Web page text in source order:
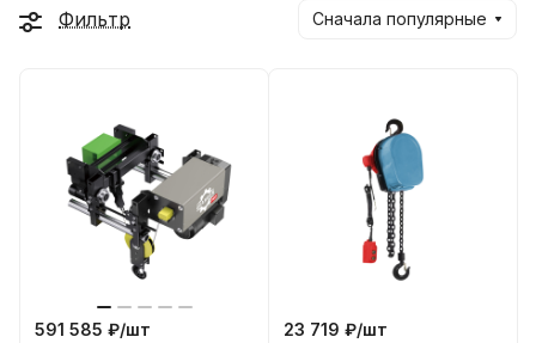
Фильтр Сначала популярные
591 585 ₽/шт
23 719 ₽/шт